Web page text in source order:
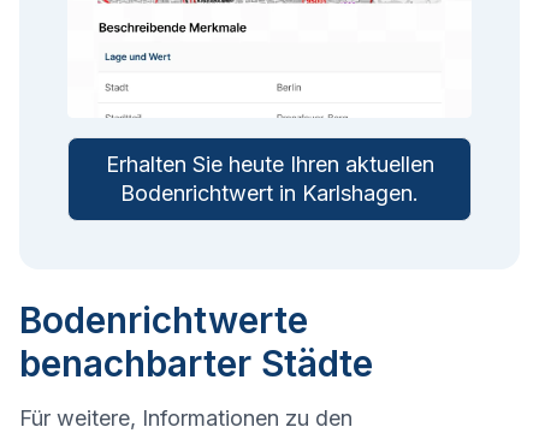
Erhalten Sie heute Ihren aktuellen
Bodenrichtwert in Karlshagen.
Bodenrichtwerte
benachbarter Städte
Für weitere, Informationen zu den